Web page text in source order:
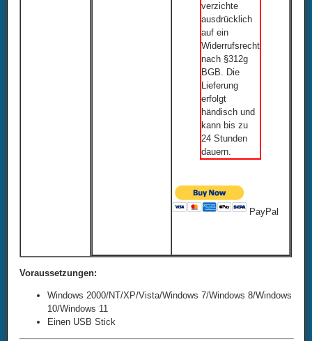
verzichte
ausdrücklich
auf ein
Widerrufsrecht
nach §312g
BGB. Die
Lieferung
erfolgt
händisch und
kann bis zu
24 Stunden
dauern.
PayPal
Voraussetzungen:
Windows 2000/NT/XP/Vista/Windows 7/Windows 8/Windows
10/Windows 11
Einen USB Stick